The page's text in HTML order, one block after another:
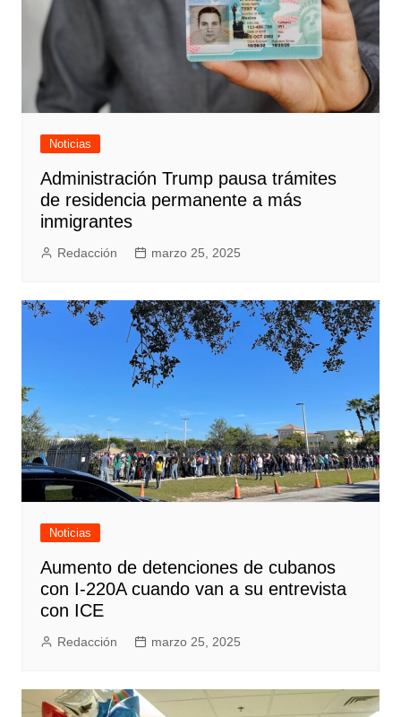
Noticias
Administración Trump pausa trámites
de residencia permanente a más
inmigrantes
Redacción marzo 25, 2025
Noticias
Aumento de detenciones de cubanos
con I-220A cuando van a su entrevista
con ICE
Redacción marzo 25, 2025